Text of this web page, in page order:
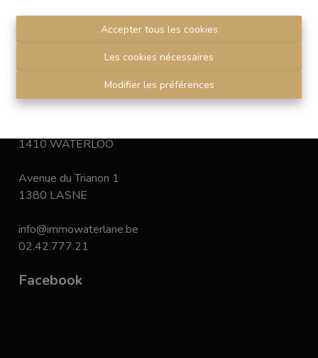
Accepter tous les cookies
Les cookies nécessaires
Modifier les préférences
de l'Institut professionnel des agents
Privacy statement
Contact
1410 WATERLOO
Avenue du Trianon 1
1380 LASNE
info@immowaterlane.be
02.42.777.21
Facebook